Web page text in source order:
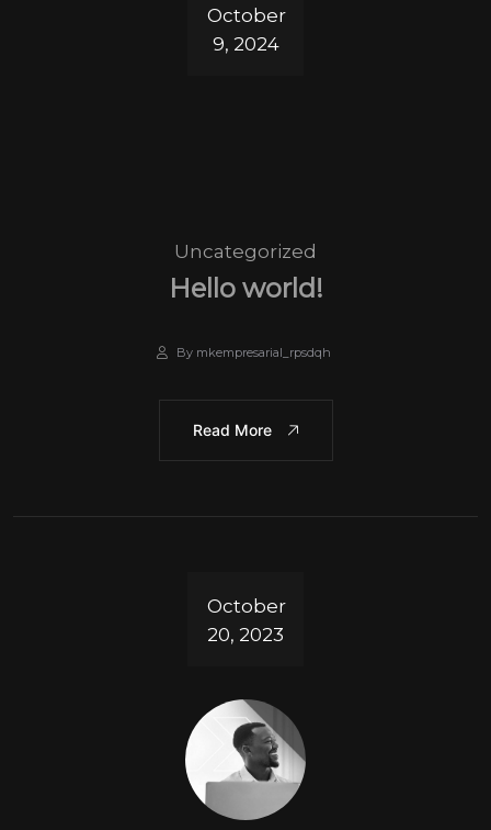
October
9, 2024
Uncategorized
Hello world!
By mkempresarial_rpsdqh
Read More
October
20, 2023